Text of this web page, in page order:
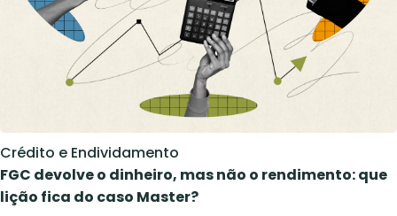
Crédito e Endividamento
FGC devolve o dinheiro, mas não o rendimento: que
lição fica do caso Master?